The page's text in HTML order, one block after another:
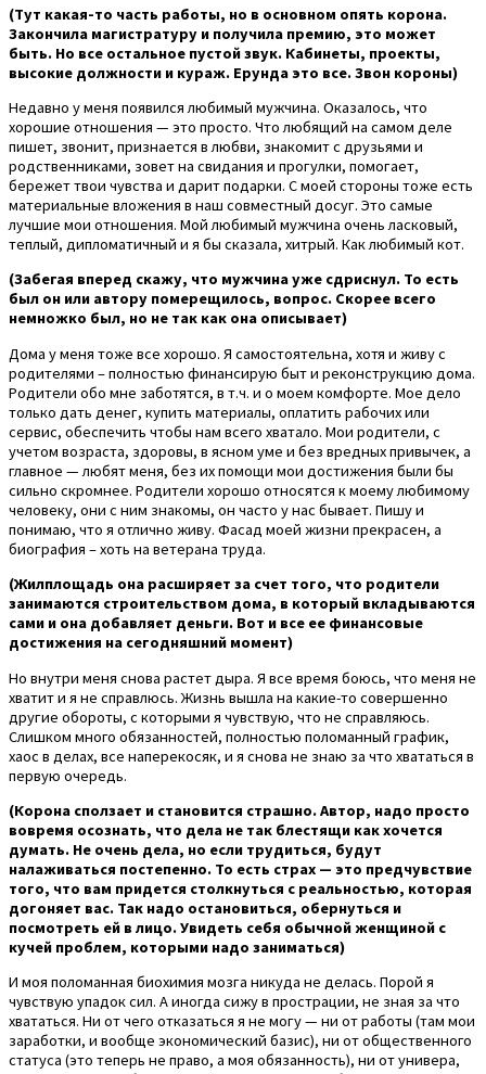
(Тут какая-то часть работы, но в основном опять корона.
Закончила магистратуру и получила премию, это может
быть. Но все остальное пустой звук. Кабинеты, проекты,
высокие должности и кураж. Ерунда это все. Звон короны)
Недавно у меня появился любимый мужчина. Оказалось, что
хорошие отношения — это просто. Что любящий на самом деле
пишет, звонит, признается в любви, знакомит с друзьями и
родственниками, зовет на свидания и прогулки, помогает,
бережет твои чувства и дарит подарки. С моей стороны тоже есть
материальные вложения в наш совместный досуг. Это самые
лучшие мои отношения. Мой любимый мужчина очень ласковый,
теплый, дипломатичный и я бы сказала, хитрый. Как любимый кот.
(Забегая вперед скажу, что мужчина уже сдриснул. То есть
был он или автору померещилось, вопрос. Скорее всего
немножко был, но не так как она описывает)
Дома у меня тоже все хорошо. Я самостоятельна, хотя и живу с
родителями – полностью финансирую быт и реконструкцию дома.
Родители обо мне заботятся, в т.ч. и о моем комфорте. Мое дело
только дать денег, купить материалы, оплатить рабочих или
сервис, обеспечить чтобы нам всего хватало. Мои родители, с
учетом возраста, здоровы, в ясном уме и без вредных привычек, а
главное — любят меня, без их помощи мои достижения были бы
сильно скромнее. Родители хорошо относятся к моему любимому
человеку, они с ним знакомы, он часто у нас бывает. Пишу и
понимаю, что я отлично живу. Фасад моей жизни прекрасен, а
биография – хоть на ветерана труда.
(Жилплощадь она расширяет за счет того, что родители
занимаются строительством дома, в который вкладываются
сами и она добавляет деньги. Вот и все ее финансовые
достижения на сегодняшний момент)
Но внутри меня снова растет дыра. Я все время боюсь, что меня не
хватит и я не справлюсь. Жизнь вышла на какие-то совершенно
другие обороты, с которыми я чувствую, что не справляюсь.
Слишком много обязанностей, полностью поломанный график,
хаос в делах, все наперекосяк, и я снова не знаю за что хвататься в
первую очередь.
(Корона сползает и становится страшно. Автор, надо просто
вовремя осознать, что дела не так блестящи как хочется
думать. Не очень дела, но если трудиться, будут
налаживаться постепенно. То есть страх — это предчувствие
того, что вам придется столкнуться с реальностью, которая
догоняет вас. Так надо остановиться, обернуться и
посмотреть ей в лицо. Увидеть себя обычной женщиной с
кучей проблем, которыми надо заниматься)
И моя поломанная биохимия мозга никуда не делась. Порой я
чувствую упадок сил. А иногда сижу в прострации, не зная за что
хвататься. Ни от чего отказаться я не могу — ни от работы (там мои
заработки, и вообще экономический базис), ни от общественного
статуса (это теперь не право, а моя обязанность), ни от универа,